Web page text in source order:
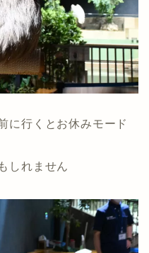
に行くとお休みモード
しれません